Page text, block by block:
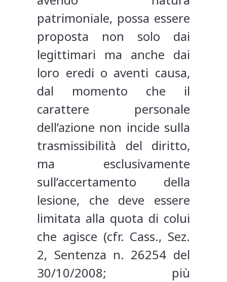
patrimoniale, possa essere
proposta non solo dai
legittimari ma anche dai
loro eredi o aventi causa,
dal momento che il
carattere personale
dell’azione non incide sulla
trasmissibilità del diritto,
ma esclusivamente
sull’accertamento della
lesione, che deve essere
limitata alla quota di colui
che agisce (cfr. Cass., Sez.
2, Sentenza n. 26254 del
30/10/2008; più